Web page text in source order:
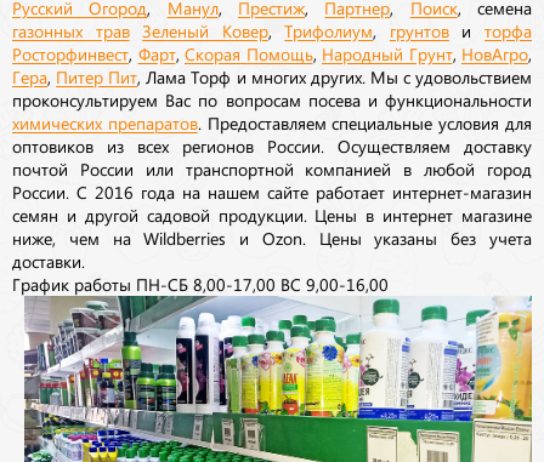
Русский Огород Манул, Престиж Партнер Поиск, семена
газонных трав Зеленый Ковер,Трифолиум грунтовиторфа
Росторфинвест Фарт, Скорая Помощь Народный Грунт, НовАгро
Гера Питер Пит , Лама Торф и многих других. Мы с удовольствием
проконсультируем Вас по вопросам посева и функциональности
химических препаратов. Предоставляем специальные условия для
оптовиков из всех регионов России. Осуществляем доставку
почтой России или транспортной компанией в любой город
России. С 2016 года на нашем сайте работает интернет-магазин
семян и другой садовой продукции. Цены в интернет магазине
ниже, чем на Wildberries и Ozon. Цены указаны без учета
доставки.
График работы ПН-СБ 8,00-17,00 ВС 9,00-16,00